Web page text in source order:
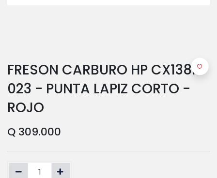
FRESON CARBURO HP CX138F
023 - PUNTA LAPIZ CORTO -
ROJO
Q 309.000